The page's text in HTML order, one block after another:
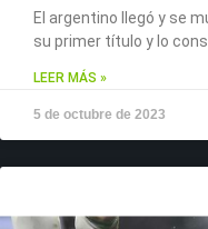
El argentino llegó y se
su primer título y lo
LEER MÁS »
5 de octubre de 2023